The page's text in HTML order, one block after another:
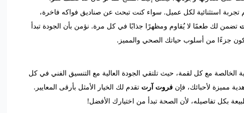
تجربة استثنائية لكل عميل. سواء كنت تبحث عن صناديق فواكه فاخرة،
تضمن لك طعمًا لا يُقاوم ومظهرًا جذابًا في كل مرة. نؤمن بأن الجودة تبدأ
جزءًا من أسلوب حياتك الصحي والمميز.
الخالصة مع كل لقمة، حيث تلتقي الجودة العالية مع التنسيق الفني في كل
مميزة لأحبائك، فإن فروت آرت تقدم لك الخيار الأمثل بأرقى المعايير.
بكل تفاصيله، لأن الصحة تبدأ من اختيارك الأفضل!